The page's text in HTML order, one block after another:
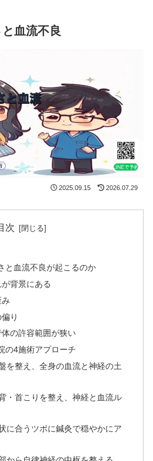
血流不良
2025.09.15 2026.07.29
次
と血流不良が起こるのか
背景にある
り
の許容範囲が狭い
の4施術アプローチ
整え、全身の血流と神経の土
首こりを整え、神経と血流ル
合うツボに鍼灸で穏やかにア